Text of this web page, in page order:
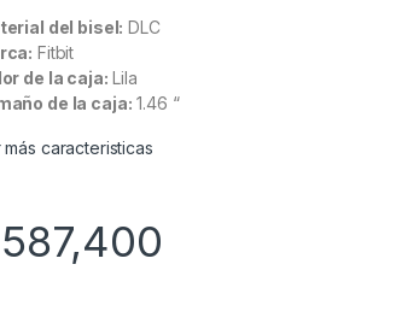
del bisel: DLC
Fitbit
de la caja: Lila
de la caja: 1.46 “
más caracteristicas
587,400